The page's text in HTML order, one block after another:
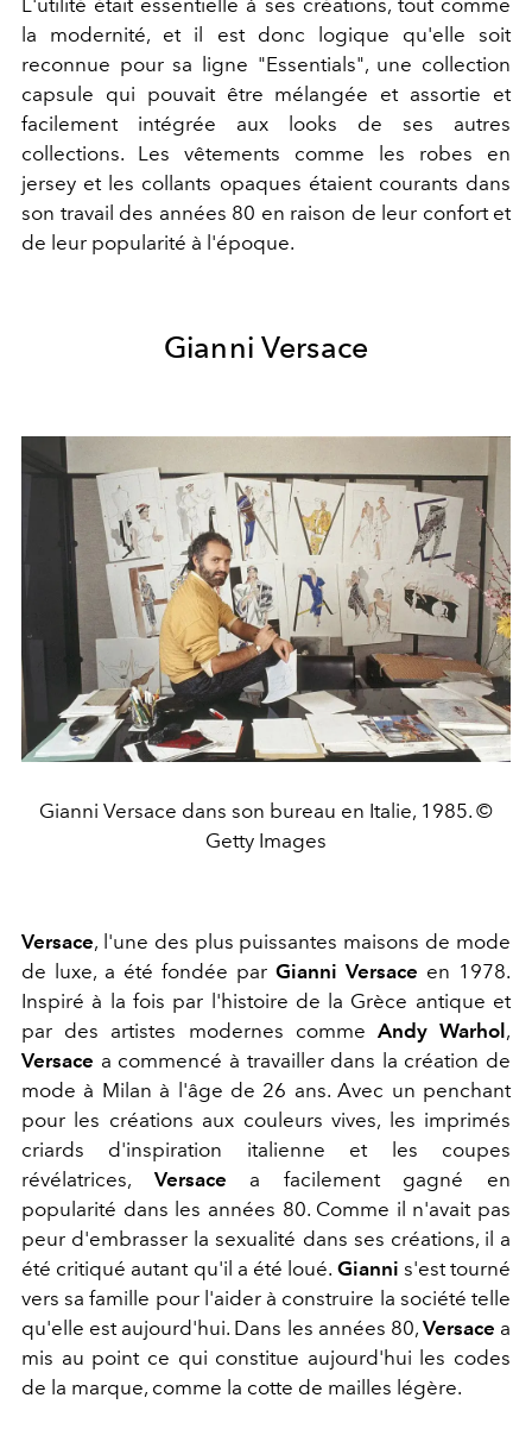
L'utilité était essentielle à ses créations, tout comme
la modernité, et il est donc logique qu'elle soit
reconnue pour sa ligne "Essentials", une collection
capsule qui pouvait être mélangée et assortie et
facilement intégrée aux looks de ses autres
collections. Les vêtements comme les robes en
jersey et les collants opaques étaient courants dans
son travail des années 80 en raison de leur confort et
de leur popularité à l'époque.
Gianni Versace
Gianni Versace dans son bureau en Italie, 1985. ©
Getty Images
Versace, l'une des plus puissantes maisons de mode
de luxe, a été fondée par Gianni Versace en 1978.
Inspiré à la fois par l'histoire de la Grèce antique et
par des artistes modernes comme Andy Warhol ,
Versace a commencé à travailler dans la création de
mode à Milan à l'âge de 26 ans. Avec un penchant
pour les créations aux couleurs vives, les imprimés
criards d'inspiration italienne et les coupes
révélatrices, Versace a facilement gagné en
popularité dans les années 80. Comme il n'avait pas
peur d'embrasser la sexualité dans ses créations, il a
été critiqué autant qu'il a été loué. Gianni s'est tourné
vers sa famille pour l'aider à construire la société telle
qu'elle est aujourd'hui. Dans les années 80, Versace a
mis au point ce qui constitue aujourd'hui les codes
de la marque, comme la cotte de mailles légère.